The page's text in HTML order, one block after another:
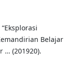
Belajar
… (201920).